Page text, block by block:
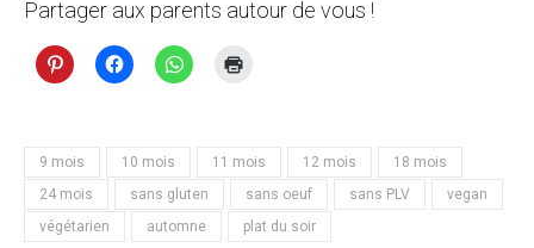
Partager aux parents autour de vous !
9 mois 10 mois 11 mois 12 mois
18 mois
24 mois
sans gluten sans oeuf sans PLV
vegan
végétarien
automne plat du soir